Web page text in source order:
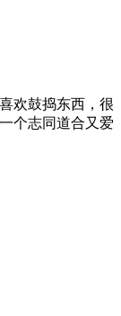
欢鼓捣东西，很
个志同道合又爱